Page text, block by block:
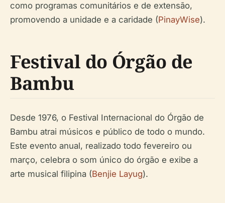
como programas comunitários e de extensão,
promovendo a unidade e a caridade (PinayWise).
Festival do Órgão de
Bambu
Desde 1976, o Festival Internacional do Órgão de
Bambu atrai músicos e público de todo o mundo.
Este evento anual, realizado todo fevereiro ou
março, celebra o som único do órgão e exibe a
arte musical filipina (Benjie Layug).